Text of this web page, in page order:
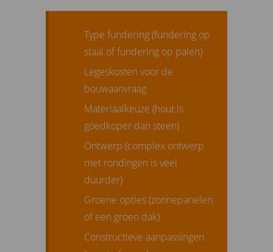
Type fundering (fundering op
staal of fundering op palen)
Legeskosten voor de
bouwaanvraag
Materiaalkeuze (hout is
goedkoper dan steen)
Ontwerp (complex ontwerp
met rondingen is veel
duurder)
Groene opties (zonnepanelen
of een groen dak)
Constructieve aanpassingen